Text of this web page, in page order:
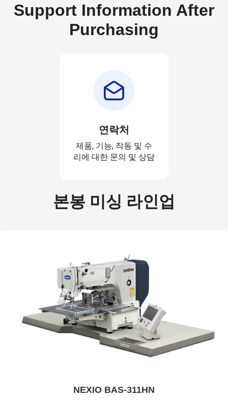
Support Information After
Purchasing
연락처
제품, 기능, 작동 및 수
리에 대한 문의 및 상담
본봉 미싱 라인업
NEXIO BAS-311HN